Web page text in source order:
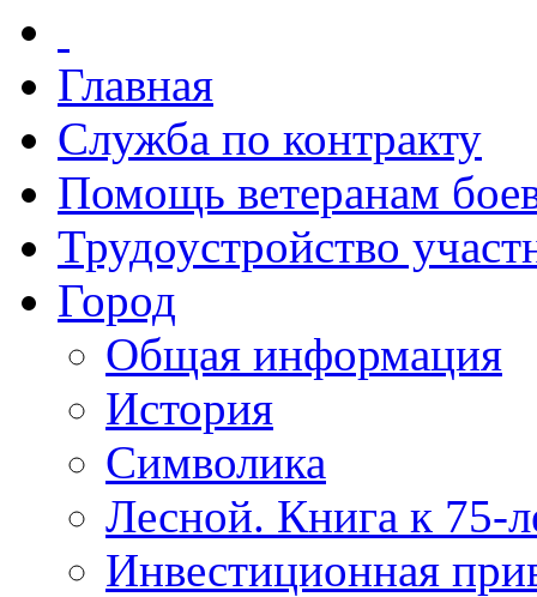
Главная
Служба по контракту
Помощь ветеранам
Трудоустройство
Город
Общая информация
История
Символика
Лесной. Книга к 75-
Инвестиционная